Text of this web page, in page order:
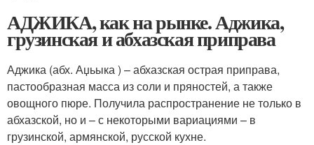
АДЖИКА, как на рынке. Аджика,
грузинская и абхазская приправа
Аджика (абх. Аџьыка ) – абхазская острая приправа,
пастообразная масса из соли и пряностей, а также
овощного пюре. Получила распространение не только в
абхазской, но и – с некоторыми вариациями – в
грузинской, армянской, русской кухне.